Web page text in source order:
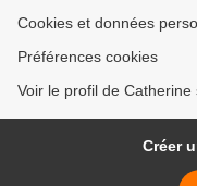
Cookies et données
Préférences cookies
Voir le profil de
Créer